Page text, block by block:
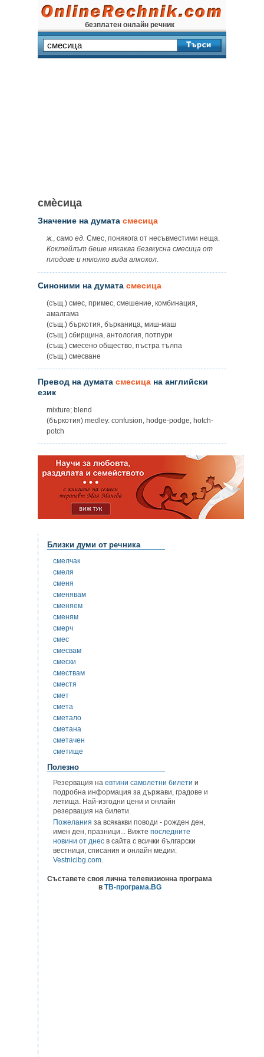
безплатен онлайн речник
смѐсица
Значение на думата смесица
ж., само ед. Смес, понякога от несъвместими неща.
Коктейлът беше някаква безвкусна смесица от
плодове и няколко вида алкохол.
Синоними на думата смесица
(същ.) смес, примес, смешение, комбинация,
амалгама
(същ.) бъркотия, бърканица, миш-маш
(същ.) сбирщина, антология, потпури
(същ.) смесено общество, пъстра тълпа
(същ.) смесване
Превод на думата смесица на английски
език
mixture; blend
(бъркотия) medley. confusion, hodge-podge, hotch-
potch
Близки думи от речника
смелчак
смеля
сменя
сменявам
сменяем
сменям
смерч
смес
смесвам
смески
смествам
сместя
смет
смета
сметало
сметана
сметачен
сметище
Полезно
Резервация на евтини самолетни билети и
подробна информация за държави, градове и
летища. Най-изгодни цени и онлайн
резервация на билети.
Пожелания за всякакви поводи - рожден ден,
имен ден, празници... Вижте последните
новини от днес в сайта с всички български
вестници, списания и онлайн медии:
Vestnicibg.com.
Съставете своя лична телевизионна програма
в ТВ-програма.BG